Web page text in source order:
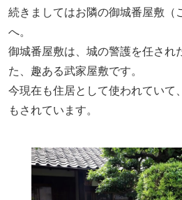
続きましてはお隣の御城番屋敷（
へ。
御城番屋敷は、城の警護を任され
た、趣ある武家屋敷です。
今現在も住居として使われていて
もされています。